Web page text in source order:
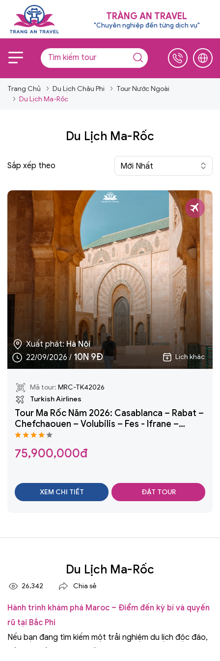
TRÀNG AN TRAVEL
"Chuyên nghiệp đến từng dịch vụ"
Trang Chủ Du Lịch Châu Phi
Tour Nước Ngoài
Du Lịch Ma-Rốc
Du Lịch Ma-Rốc
Sắp xếp theo Mới Nhất
Xuất phát:Hà Nội
22/09/2026 / 10N 9Đ Lịch khác
Mã tour: MRC-TK42026
Turkish Airlines
Tour Ma Rốc Năm 2026: Casablanca – Rabat –
Chefchaouen – Volubilis – Fes - Ifrane –
Erfoud - Sa Mạc Sahara- Merzouga – Tinghir –
Ouarzazate – Ait Ben Haddou - Marrakech
75,900,000đ
XEM CHI TIẾT ĐẶT TOUR
Du Lịch Ma-Rốc
26,342 Chia sẻ
Hành trình khám phá Maroc – Điểm đến kỳ bí và quyến
rũ tại Bắc Phi
Nếu bạn đang tìm kiếm một trải nghiệm du lịch độc đáo,